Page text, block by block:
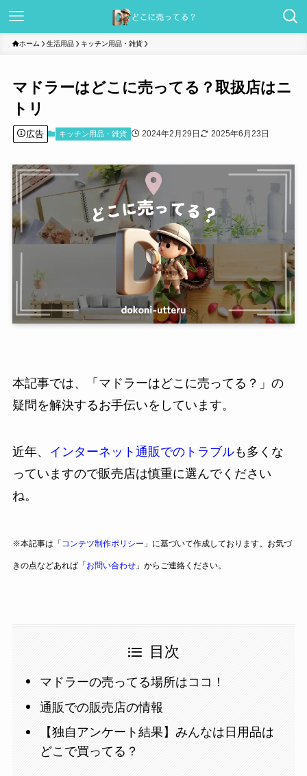
ホーム 生活用品 キッチン用品・雑貨
マドラーはどこに売ってる？取扱店はニ
トリ
広告 キッチン用品・雑貨 2024年2月29日 2025年6月23日
本記事では、「マドラーはどこに売ってる？」の
疑問を解決するお手伝いをしています。
近年、 インターネット通販でのトラブルも多くな
っていますので販売店は慎重に選んでください
ね。
※本記事は「 コンテツ制作ポリシー 」に基づいて作成しております。お気づ
きの点などあれば「 お問い合わせ」からご連絡ください。
目次
マドラーの売ってる場所はココ！
通販での販売店の情報
【独自アンケート結果】みんなは日用品は
どこで買ってる？